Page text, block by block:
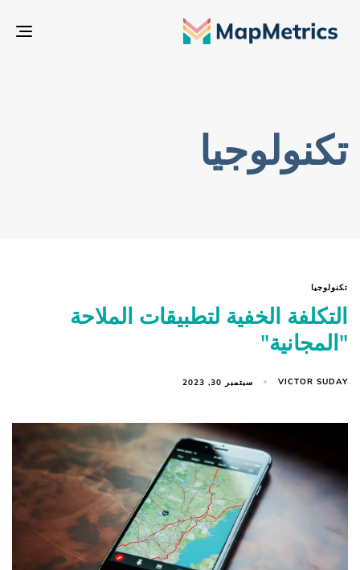
تكنولوجيا
تكنولوجيا
التكلفة الخفية لتطبيقات الملاحة
"المجانية"
VICTOR SUDAY سبتمبر 30, 2023